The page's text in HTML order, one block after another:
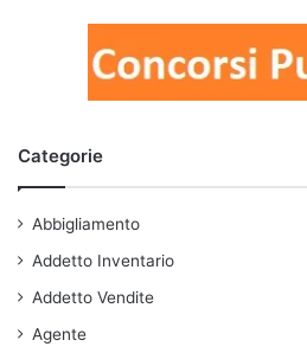
Categorie
Abbigliamento
Addetto Inventario
Addetto Vendite
Agente